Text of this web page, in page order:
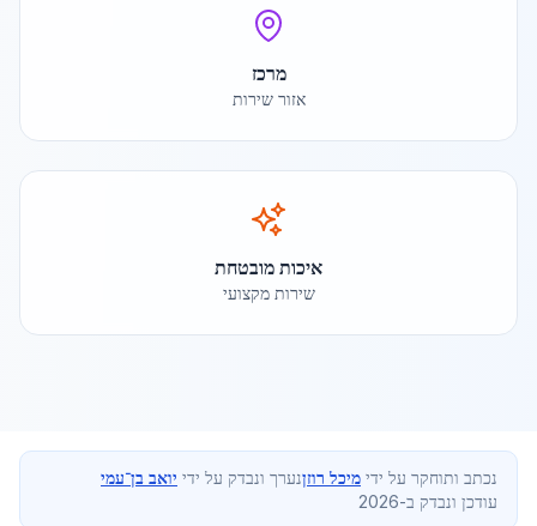
מרכז
אזור שירות
איכות מובטחת
שירות מקצועי
נכתב ותוחקר על ידי מיכל רוזןנערך ונבדק על ידי יואב בן־עמי
עודכן ונבדק ב-2026